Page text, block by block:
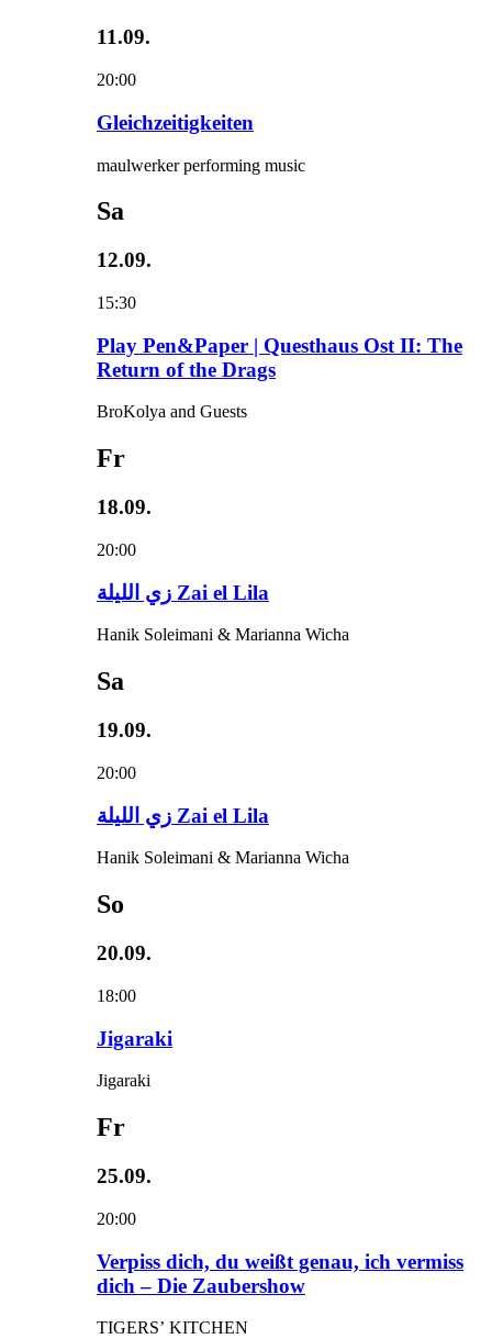
11.09.
20:00
Gleichzeitigkeiten
maulwerker performing music
Sa
12.09.
15:30
Play Pen&Paper | Questhaus Ost II: The
Return of the Drags
BroKolya and Guests
Fr
18.09.
20:00
زي‌ اللیلة Zai el Lila
Hanik Soleimani & Marianna Wicha
Sa
19.09.
20:00
زي‌ اللیلة Zai el Lila
Hanik Soleimani & Marianna Wicha
So
20.09.
18:00
Jigaraki
Jigaraki
Fr
25.09.
20:00
Verpiss dich, du weißt genau, ich vermiss
dich – Die Zaubershow
TIGERS’ KITCHEN